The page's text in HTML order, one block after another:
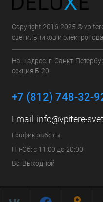
Copyright 2016-2025 ©
светильников и
Наш адрес: г. Санкт-
секция Б-20
+7 (812) 748-32-
Email: info@vpitere-
График работы
Пн-Сб: с 11:00 до 20:00
Вс: Выходной